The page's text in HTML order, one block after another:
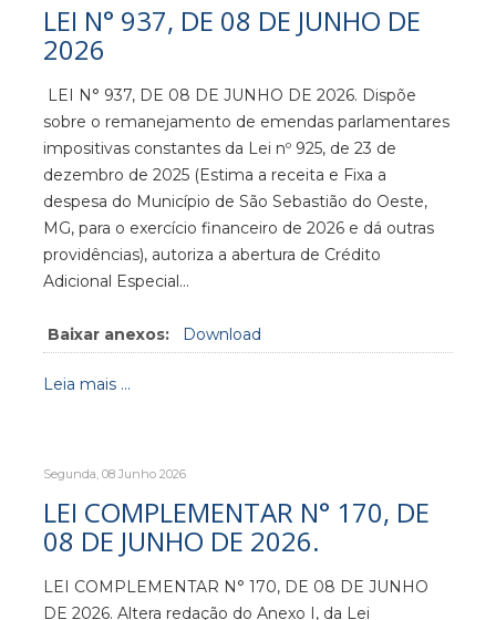
LEI N° 937, DE 08 DE JUNHO DE
2026
LEI N° 937, DE 08 DE JUNHO DE 2026. Dispõe
sobre o remanejamento de emendas parlamentares
impositivas constantes da Lei nº 925, de 23 de
dezembro de 2025 (Estima a receita e Fixa a
despesa do Município de São Sebastião do Oeste,
MG, para o exercício financeiro de 2026 e dá outras
providências), autoriza a abertura de Crédito
Adicional Especial…
Baixar anexos: Download
Leia mais ...
Segunda, 08 Junho 2026
LEI COMPLEMENTAR N° 170, DE
08 DE JUNHO DE 2026.
LEI COMPLEMENTAR N° 170, DE 08 DE JUNHO
DE 2026. Altera redação do Anexo I, da Lei